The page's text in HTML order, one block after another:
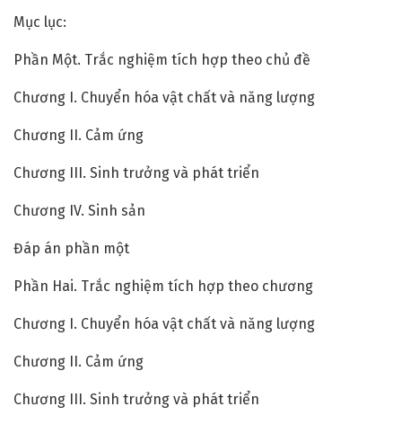
Mục lục:
Phần Một. Trắc nghiệm tích hợp theo chủ đề
Chương I. Chuyển hóa vật chất và năng lượng
Chương II. Cảm ứng
Chương III. Sinh trưởng và phát triển
Chương IV. Sinh sản
Đáp án phần một
Phần Hai. Trắc nghiệm tích hợp theo chương
Chương I. Chuyển hóa vật chất và năng lượng
Chương II. Cảm ứng
Chương III. Sinh trưởng và phát triển